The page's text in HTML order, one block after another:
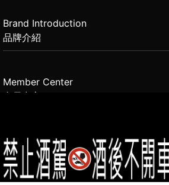
Brand Introduction
品牌介紹
Member Center
會員中心
2021思橙國際有限公司 版權所有 禁止轉貼節錄 All